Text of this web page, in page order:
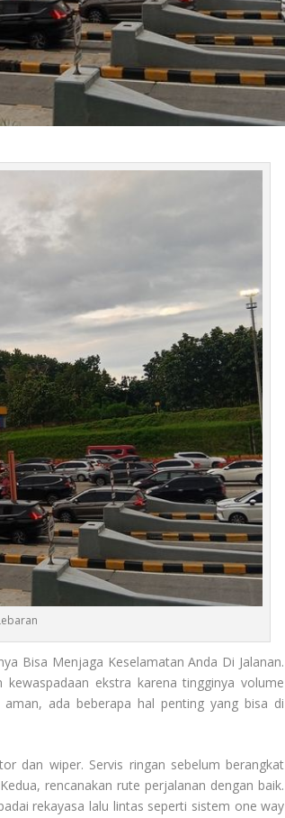
Bisa Menjaga Keselamatan Anda Di Jalanan.
ekstra karena tingginya volume
ada beberapa hal penting yang bisa di
dan wiper. Servis ringan sebelum berangkat
rencanakan rute perjalanan dengan baik.
rekayasa lalu lintas seperti sistem one way